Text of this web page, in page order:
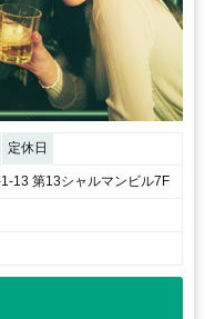
定休日
13 第13シャルマンビル7F